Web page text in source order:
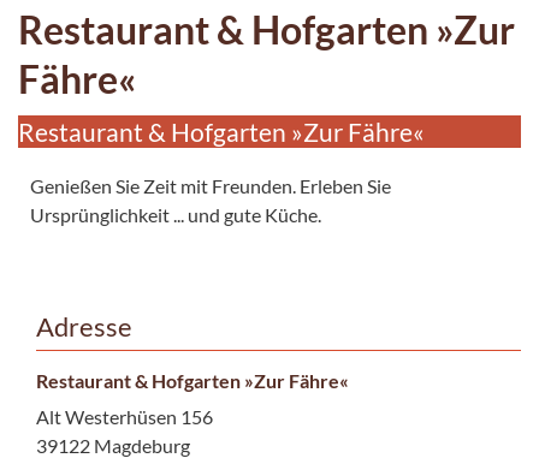
Restaurant & Hofgarten »Zur
Fähre«
Restaurant & Hofgarten »Zur Fähre«
Genießen Sie Zeit mit Freunden. Erleben Sie
Ursprünglichkeit ... und gute Küche.
Adresse
Restaurant & Hofgarten »Zur Fähre«
Alt Westerhüsen 156
39122 Magdeburg